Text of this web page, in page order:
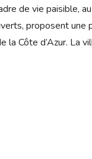
de vie paisible,
proposent
Côte d’Azur. La